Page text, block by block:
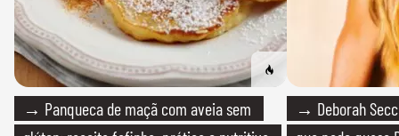
→ Panqueca de maçã com aveia sem
→ Deborah